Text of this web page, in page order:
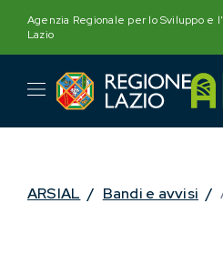
content
Agenzia Regionale per lo Sviluppo e
Lazio
ARSIAL / Bandi e avvisi /